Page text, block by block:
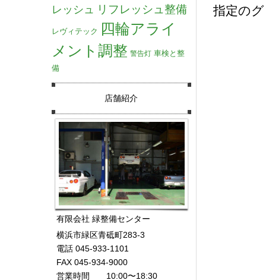
指定の
レッシュ
リフレッシュ整備
レヴィテック 四輪アライ
メント調整 警告灯 車検と整
備
店舗紹介
有限会社 緑整備センター
横浜市緑区青砥町283-3
電話 045-933-1101
FAX 045-934-9000
営業時間 10:00〜18:30